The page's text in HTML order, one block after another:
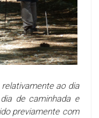
ao dia
de caminhada e
previamente com